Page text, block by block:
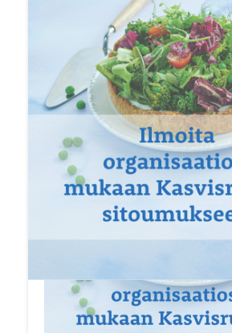
tilaisuuksissa ja tapahtumissa
kestävämpiin ruokavalintoihin.